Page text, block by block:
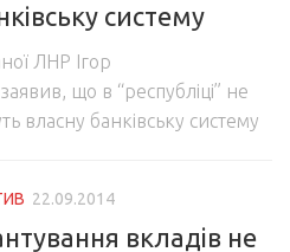
систему
ЛНР Ігор
що в “республіці” не
власну банківську систему
22.09.2014
вкладів не